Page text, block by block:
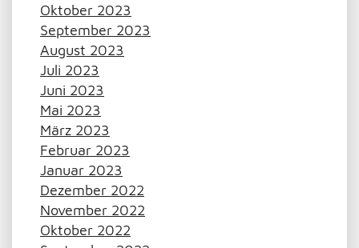
Oktober 2023
September 2023
August 2023
Juli 2023
Juni 2023
Mai 2023
März 2023
Februar 2023
Januar 2023
Dezember 2022
November 2022
Oktober 2022